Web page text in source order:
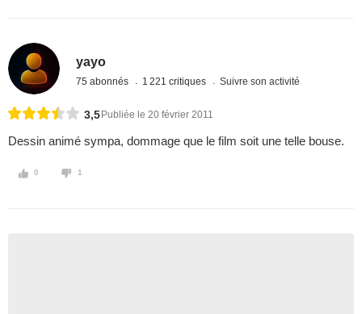
yayo
75 abonnés 1 221 critiques Suivre son activité
3,5 Publiée le 20 février 2011
Dessin animé sympa, dommage que le film soit une telle bouse.
0 1